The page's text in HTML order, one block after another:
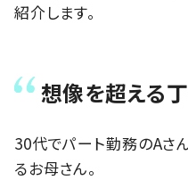
紹介します。
想像を超える丁
30代でパート勤務のAさ
るお母さん。